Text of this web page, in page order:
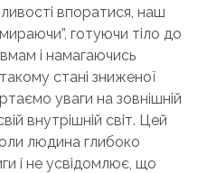
впоратися, наш
готуючи тіло до
і намагаючись
стані зниженої
уваги на зовнішній
внутрішній світ. Цей
людина глибоко
і не усвідомлює, що